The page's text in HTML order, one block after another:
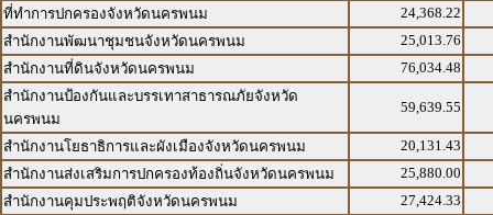
ที่ทำการปกครองจังหวัดนครพนม
24,368.22
สำนักงานพัฒนาชุมชนจังหวัดนครพนม
25,013.76
สำนักงานที่ดินจังหวัดนครพนม
76,034.48
สำนักงานป้องกันและบรรเทาสาธารณภัยจังหวัด
นครพนม
59,639.55
สำนักงานโยธาธิการและผังเมืองจังหวัดนครพนม
20,131.43
สำนักงานส่งเสริมการปกครองท้องถิ่นจังหวัดนครพนม
25,880.00
สำนักงานคุมประพฤติจังหวัดนครพนม
27,424.33